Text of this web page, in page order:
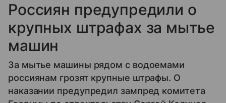
Россиян предупредили о
крупных штрафах за мытье
машин
За мытье машины рядом с водоемами
россиянам грозят крупные штрафы. О
наказании предупредил зампред комитета